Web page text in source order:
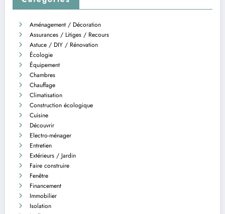
Aménagement / Décoration
Assurances / Litiges / Recours
Astuce / DIY / Rénovation
Écologie
Équipement
Chambres
Chauffage
Climatisation
Construction écologique
Cuisine
Découvrir
Electro-ménager
Entretien
Extérieurs / Jardin
Faire construire
Fenêtre
Financement
Immobilier
Isolation